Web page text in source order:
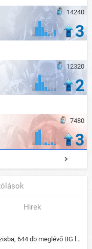
14240
3
12320
2
7480
3
Hirek
149 új BG lap került be az adatbázisba, 644 db meglévő BG lap módosult, bekerültek az új képek a megváltozott lapokhoz is.